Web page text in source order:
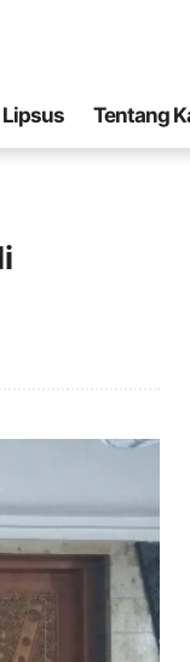
Lipsus Tentang